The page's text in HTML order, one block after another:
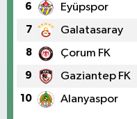
6 Eyüpspor
7 Galatasaray
8 Çorum FK
9 Gaziantep FK
10 Alanyaspor